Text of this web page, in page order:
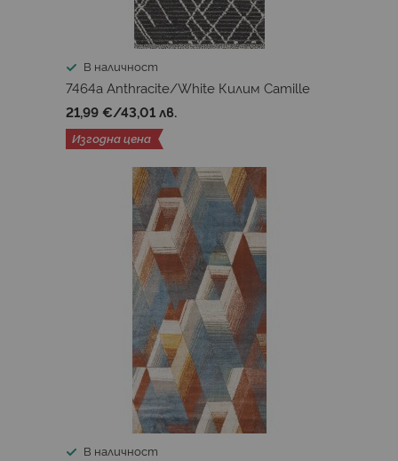
В наличност
7464a Anthracite/White Килим Camille
21,99 €/43,01 лв.
Изгодна цена
В наличност